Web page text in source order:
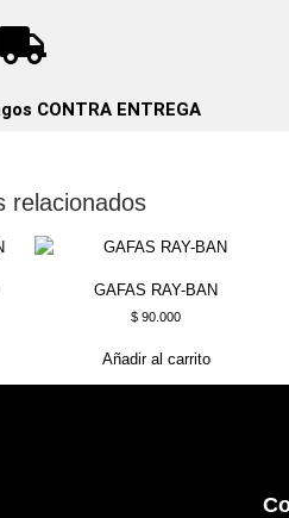
CONTRA ENTREGA
relacionados
GAFAS RAY-BAN
$ 90.000
Añadir al carrito